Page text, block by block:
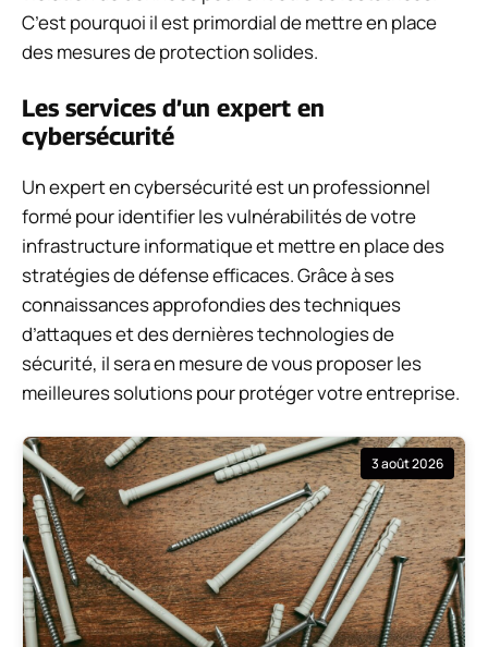
C’est pourquoi il est primordial de mettre en place
des mesures de protection solides.
Les services d’un expert en
cybersécurité
Un expert en cybersécurité est un professionnel
formé pour identifier les vulnérabilités de votre
infrastructure informatique et mettre en place des
stratégies de défense efficaces. Grâce à ses
connaissances approfondies des techniques
d’attaques et des dernières technologies de
sécurité, il sera en mesure de vous proposer les
meilleures solutions pour protéger votre entreprise.
3 août 2026